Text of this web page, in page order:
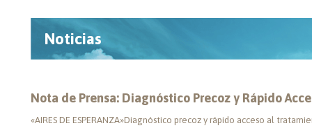
Noticias
Nota de Prensa: Diagnóstico Precoz y Rápido
«AIRES DE ESPERANZA»Diagnóstico precoz y rápido acceso al